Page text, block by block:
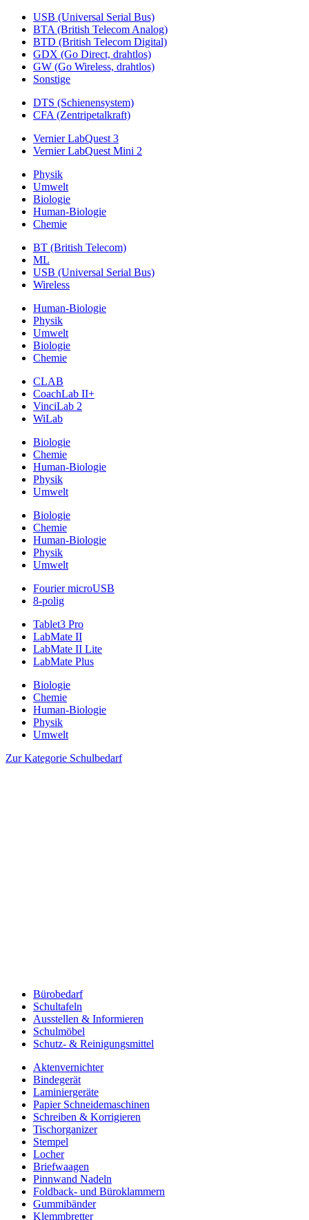
USB (Universal Serial Bus)
BTA (British Telecom Analog)
BTD (British Telecom Digital)
GDX (Go Direct, drahtlos)
GW (Go Wireless, drahtlos)
Sonstige
DTS (Schienensystem)
CFA (Zentripetalkraft)
Vernier LabQuest 3
Vernier LabQuest Mini 2
Physik
Umwelt
Biologie
Human-Biologie
Chemie
BT (British Telecom)
ML
USB (Universal Serial Bus)
Wireless
Human-Biologie
Physik
Umwelt
Biologie
Chemie
CLAB
CoachLab II+
VinciLab 2
WiLab
Biologie
Chemie
Human-Biologie
Physik
Umwelt
Biologie
Chemie
Human-Biologie
Physik
Umwelt
Fourier microUSB
8-polig
Tablet3 Pro
LabMate II
LabMate II Lite
LabMate Plus
Biologie
Chemie
Human-Biologie
Physik
Umwelt
Zur Kategorie Schulbedarf
Bürobedarf
Schultafeln
Ausstellen & Informieren
Schulmöbel
Schutz- & Reinigungsmittel
Aktenvernichter
Bindegerät
Laminiergeräte
Papier Schneidemaschinen
Schreiben & Korrigieren
Tischorganizer
Stempel
Locher
Briefwaagen
Pinnwand Nadeln
Foldback- und Büroklammern
Gummibänder
Klemmbretter